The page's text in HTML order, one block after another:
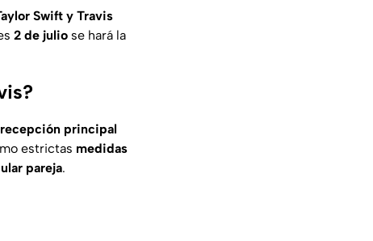
Swift y Travis
2 de julio se hará la
recepción principal
estrictas medidas
pareja.